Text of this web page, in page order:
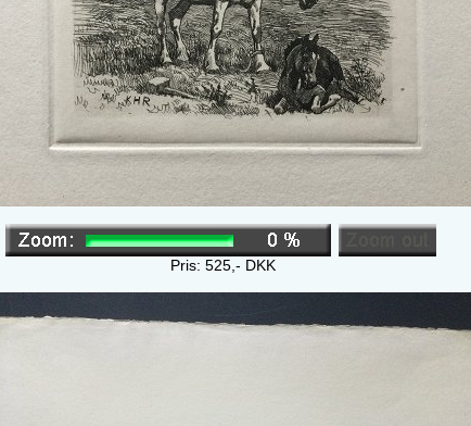
Pris: 525,- DKK